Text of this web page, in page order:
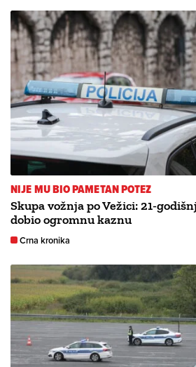
NIJE MU BIO PAMETAN POTEZ
Skupa vožnja po Vežici: 21-
dobio ogromnu kaznu
Crna kronika